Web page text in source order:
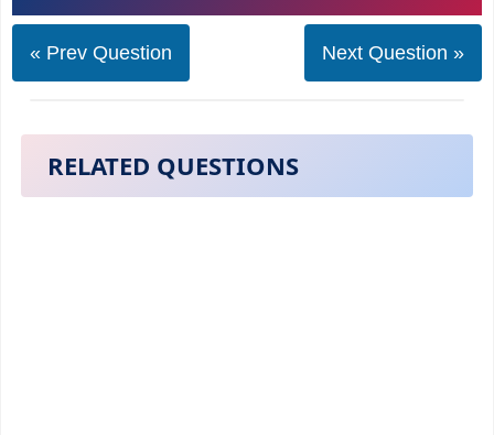
« Prev Question Next Question »
RELATED QUESTIONS